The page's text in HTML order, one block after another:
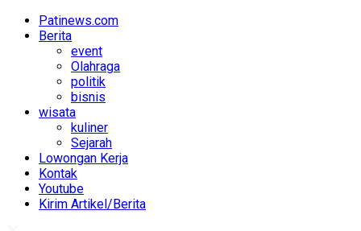
Patinews.com
Berita
event
Olahraga
politik
bisnis
wisata
kuliner
Sejarah
Lowongan Kerja
Kontak
Youtube
Kirim Artikel/Berita